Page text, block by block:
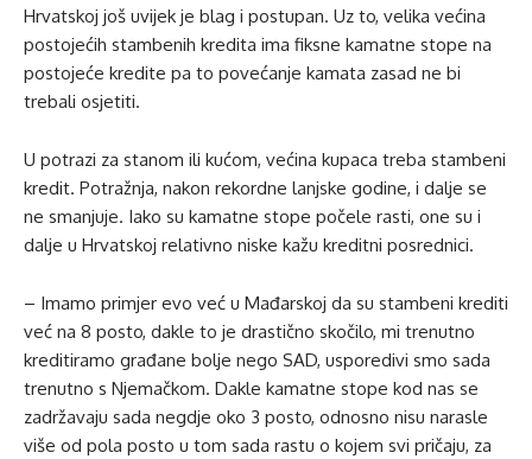
Hrvatskoj još uvijek je blag i postupan. Uz to, velika većina
postojećih stambenih kredita ima fiksne kamatne stope na
postojeće kredite pa to povećanje kamata zasad ne bi
trebali osjetiti.
U potrazi za stanom ili kućom, većina kupaca treba stambeni
kredit. Potražnja, nakon rekordne lanjske godine, i dalje se
ne smanjuje. Iako su kamatne stope počele rasti, one su i
dalje u Hrvatskoj relativno niske kažu kreditni posrednici.
– Imamo primjer evo već u Mađarskoj da su stambeni krediti
već na 8 posto, dakle to je drastično skočilo, mi trenutno
kreditiramo građane bolje nego SAD, usporedivi smo sada
trenutno s Njemačkom. Dakle kamatne stope kod nas se
zadržavaju sada negdje oko 3 posto, odnosno nisu narasle
više od pola posto u tom sada rastu o kojem svi pričaju, za